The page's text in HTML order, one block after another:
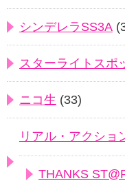
シンデレラSS3A
スターライトスポ
ニコ生 (33)
リアル・アクショ
THANKS